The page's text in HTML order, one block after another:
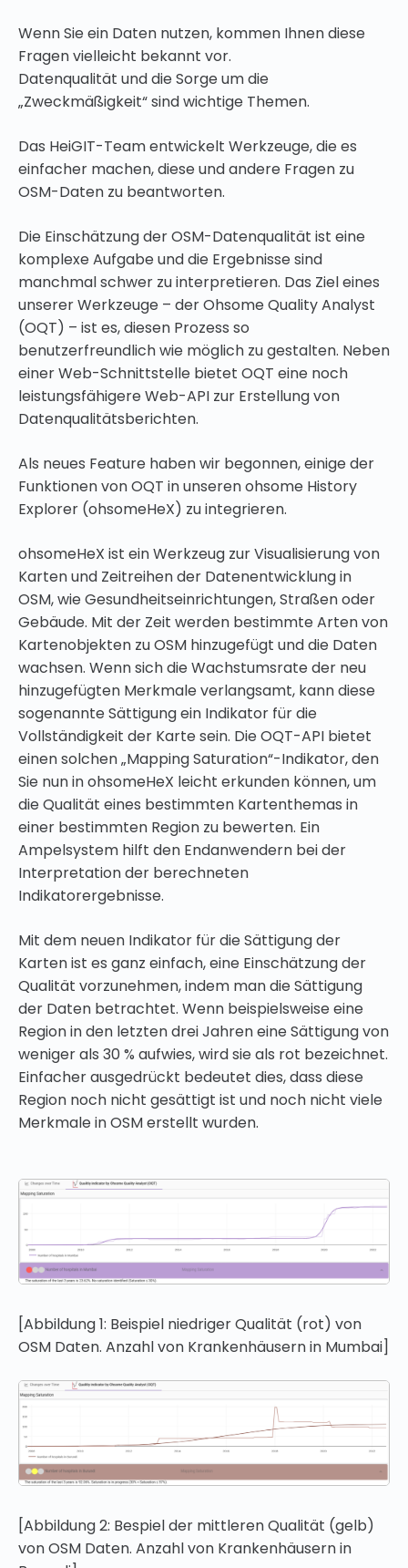
Wenn Sie ein Daten nutzen, kommen Ihnen diese
Fragen vielleicht bekannt vor.
Datenqualität und die Sorge um die
„Zweckmäßigkeit“ sind wichtige Themen.
Das HeiGIT-Team entwickelt Werkzeuge, die es
einfacher machen, diese und andere Fragen zu
OSM-Daten zu beantworten.
Die Einschätzung der OSM-Datenqualität ist eine
komplexe Aufgabe und die Ergebnisse sind
manchmal schwer zu interpretieren. Das Ziel eines
unserer Werkzeuge – der Ohsome Quality Analyst
(OQT) – ist es, diesen Prozess so
benutzerfreundlich wie möglich zu gestalten. Neben
einer Web-Schnittstelle bietet OQT eine noch
leistungsfähigere Web-API zur Erstellung von
Datenqualitätsberichten.
Als neues Feature haben wir begonnen, einige der
Funktionen von OQT in unseren ohsome History
Explorer (ohsomeHeX) zu integrieren.
ohsomeHeX ist ein Werkzeug zur Visualisierung von
Karten und Zeitreihen der Datenentwicklung in
OSM, wie Gesundheitseinrichtungen, Straßen oder
Gebäude. Mit der Zeit werden bestimmte Arten von
Kartenobjekten zu OSM hinzugefügt und die Daten
wachsen. Wenn sich die Wachstumsrate der neu
hinzugefügten Merkmale verlangsamt, kann diese
sogenannte Sättigung ein Indikator für die
Vollständigkeit der Karte sein. Die OQT-API bietet
einen solchen „Mapping Saturation“-Indikator, den
Sie nun in ohsomeHeX leicht erkunden können, um
die Qualität eines bestimmten Kartenthemas in
einer bestimmten Region zu bewerten. Ein
Ampelsystem hilft den Endanwendern bei der
Interpretation der berechneten
Indikatorergebnisse.
Mit dem neuen Indikator für die Sättigung der
Karten ist es ganz einfach, eine Einschätzung der
Qualität vorzunehmen, indem man die Sättigung
der Daten betrachtet. Wenn beispielsweise eine
Region in den letzten drei Jahren eine Sättigung von
weniger als 30 % aufwies, wird sie als rot bezeichnet.
Einfacher ausgedrückt bedeutet dies, dass diese
Region noch nicht gesättigt ist und noch nicht viele
Merkmale in OSM erstellt wurden.
[Abbildung 1: Beispiel niedriger Qualität (rot) von
OSM Daten. Anzahl von Krankenhäusern in Mumbai]
[Abbildung 2: Bespiel der mittleren Qualität (gelb)
von OSM Daten. Anzahl von Krankenhäusern in